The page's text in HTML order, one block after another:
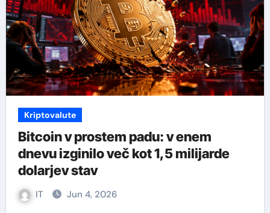
Kriptovalute
Bitcoin v prostem padu: v enem
dnevu izginilo več kot 1,5 milijarde
dolarjev stav
IT Jun 4, 2026